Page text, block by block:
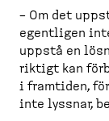
– Om det
egentligen
uppstå en
riktigt kan
i framtiden,
inte lyssnar,